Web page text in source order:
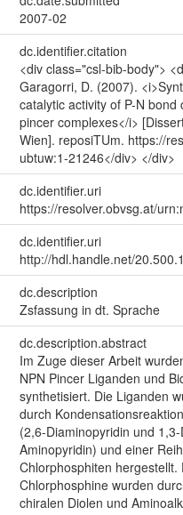
2007-02
dc.identifier.citation
<div class="csl-bib-body">
Garagorri, D. (2007).
catalytic activity of P-N
pincer complexes</i>
Wien]. reposiTUm. https://
ubtuw:1-21246</div> </div>
dc.identifier.uri
https://resolver.obvsg.at/
dc.identifier.uri
http://hdl.handle.net/
dc.description
Zsfassung in dt. Sprache
dc.description.abstract
Im Zuge dieser Arbeit
NPN Pincer Liganden und
synthetisiert. Die Liganden
durch
(2,6-Diaminopyridin und
Aminopyridin) und einer
Chlorphosphiten hergestellt.
Chlorphosphine wurden
chiralen Diolen und